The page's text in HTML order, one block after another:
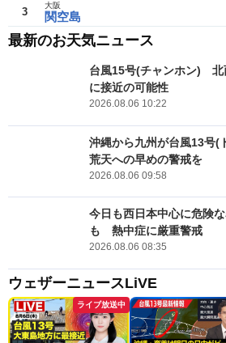
3 関空島
大阪
最新のお天気ニュース
台風15号(チャンホン) 北
に接近の可能性
2026.08.06 10:22
沖縄から九州が台風13号
荒天への早めの警戒を
2026.08.06 09:58
今日も西日本中心に危険
も 熱中症に厳重警戒
2026.08.06 08:35
ウェザーニュースLiVE
ライブ放送中